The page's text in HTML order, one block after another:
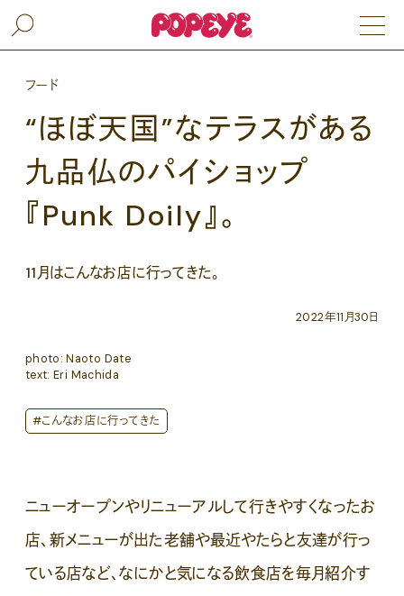
フード
“ほぼ天国”なテラスがある
九品仏のパイショップ
『Punk Doily』。
11月はこんなお店に行ってきた。
2022年11月30日
photo: Naoto Date
text: Eri Machida
#こんなお店に行ってきた
ニューオープンやリニューアルして行きやすくなったお
店、新メニューが出た老舗や最近やたらと友達が行っ
ている店など、なにかと気になる飲食店を毎月紹介す